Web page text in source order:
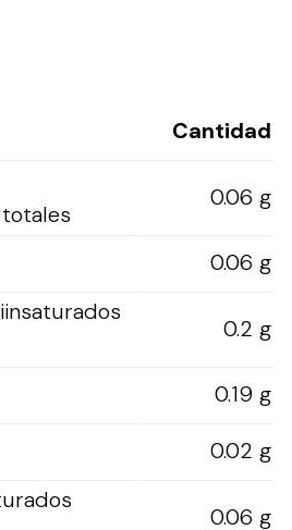
Cantidad
0.06 g
0.06 g
0.2 g
0.19 g
0.02 g
0.06 g